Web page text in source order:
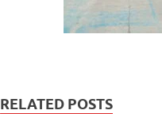
RELATED POSTS